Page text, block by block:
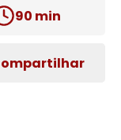
90 min